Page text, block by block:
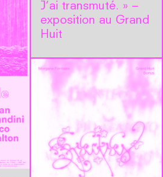
J’ai transmuté. » –
exposition au Grand
Huit